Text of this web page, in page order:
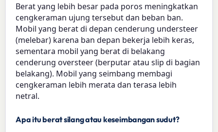
Berat yang lebih besar pada poros meningkatkan
cengkeraman ujung tersebut dan beban ban.
Mobil yang berat di depan cenderung understeer
(melebar) karena ban depan bekerja lebih keras,
sementara mobil yang berat di belakang
cenderung oversteer (berputar atau slip di bagian
belakang). Mobil yang seimbang membagi
cengkeraman lebih merata dan terasa lebih
netral.
Apa itu berat silang atau keseimbangan sudut?